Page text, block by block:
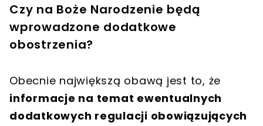
Czy na Boże Narodzenie będą
wprowadzone dodatkowe
obostrzenia?
Obecnie największą obawą jest to, że
informacje na temat ewentualnych
dodatkowych regulacji obowiązujących